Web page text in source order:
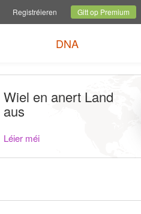
Aktuell SäitSprooch änneren
Registréieren Gitt op Premium
DNA
Wiel en anert Land
aus
Léier méi